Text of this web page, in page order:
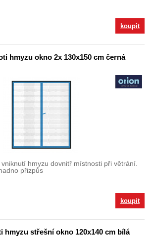
koupit
hmyzu okno 2x 130x150 cm černá
hmyzu dovnitř místnosti při větrání.
přizpůs
koupit
hmyzu střešní okno 120x140 cm bílá